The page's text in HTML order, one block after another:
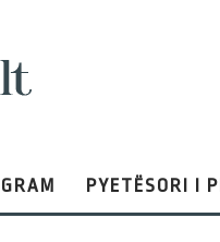
PYETËSORI I